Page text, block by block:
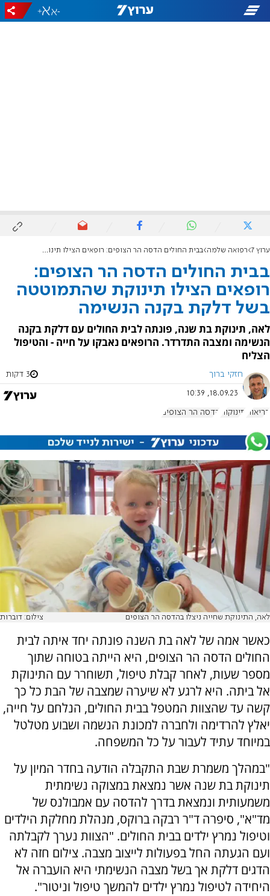
-
+
ערוץ 7 רפואה שלמה בבית החולים הדסה הר הצופים: רופאים הצילו תינוקת שהתמוטטה בשל דלקת בקנה הנשימה
בבית החולים הדסה הר הצופים:
רופאים הצילו תינוקת שהתמוטטה
בשל דלקת בקנה הנשימה
לאה, תינוקת בת שנה, פונתה לבית החולים עם דלקת בקנה
הנשימה ומצבה התדרדר. הרופאים נאבקו על חייה - והטיפול
הצליח
חזקי ברוך 3 דקות
18.09.23, 10:39
בריאות תינוקות הדסה הר הצופים
לאה, התינוקת שחייה ניצלו בהדסה הר הצופים צילום: דוברות
כאשר אמה של לאה בת השנה פונתה יחד איתה לבית
החולים הדסה הר הצופים, היא הייתה בטוחה שתוך
מספר שעות, לאחר קבלת טיפול, תשוחרר עם התינוקת
אל ביתה. היא לרגע לא שיערה שמצבה של הבת כל כך
קשה עד שהצוות המטפל בבית החולים, הנלחם על חייה,
יאלץ להרדימה ולחברה למכונת הנשמה ושבוע מטלטל
במיוחד עתיד לעבור על כל המשפחה.
"במהלך משמרת שבת התקבלה הודעה בחדר המיון על
תינוקת בת שנה אשר נמצאת במצוקה נשימתית
משמעותית ונמצאת בדרך להדסה עם אמבולנס של
מד"א", סיפרה ד"ר רבקה ברוקס, מנהלת מחלקת הילדים
וטיפול נמרץ ילדים בבית החולים. "הצוות נערך לקבלתה
ועם הגעתה החל בפעולות לייצוב מצבה. צילום חזה לא
הדגים דלקת אך בשל מצבה הנשימתי היא הועברה אל
היחידה לטיפול נמרץ ילדים להמשך טיפול וניטור".